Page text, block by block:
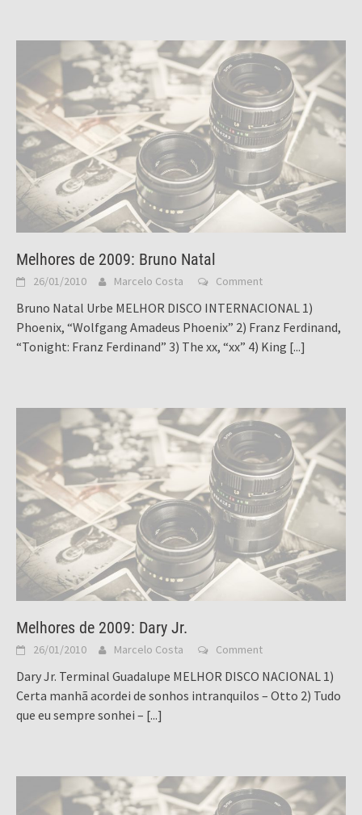
Melhores de 2009: Bruno Natal
26/01/2010 Marcelo Costa Comment
Bruno Natal Urbe MELHOR DISCO INTERNACIONAL 1)
Phoenix, “Wolfgang Amadeus Phoenix” 2) Franz Ferdinand,
“Tonight: Franz Ferdinand” 3) The xx, “xx” 4) King [...]
Melhores de 2009: Dary Jr.
26/01/2010 Marcelo Costa Comment
Dary Jr. Terminal Guadalupe MELHOR DISCO NACIONAL 1)
Certa manhã acordei de sonhos intranquilos – Otto 2) Tudo
que eu sempre sonhei – [...]